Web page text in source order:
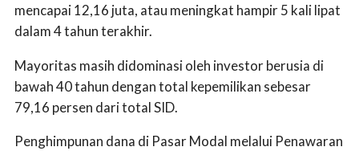
mencapai 12,16 juta, atau meningkat hampir 5 kali lipat
dalam 4 tahun terakhir.
Mayoritas masih didominasi oleh investor berusia di
bawah 40 tahun dengan total kepemilikan sebesar
79,16 persen dari total SID.
Penghimpunan dana di Pasar Modal melalui Penawaran